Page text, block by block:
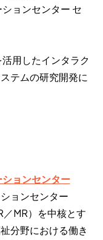
ョンセンター セ
用したインタラク
テムの研究開発に
ョンセンター
ョンセンター
／MR）を中核とす
分野における働き